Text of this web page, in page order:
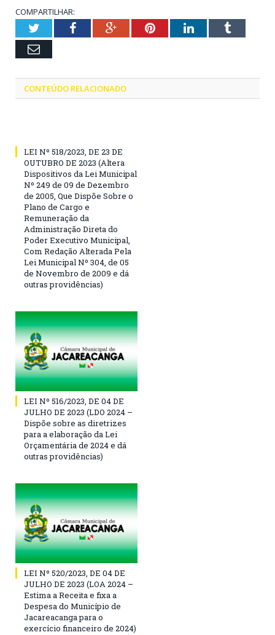
COMPARTILHAR:
TwitterFacebookGoogle+PinterestLinkedInTumblr
Email
CONTEÚDO RELACIONADO
LEI Nº 518/2023, DE 23 DE
OUTUBRO DE 2023 (Altera
Dispositivos da Lei Municipal
Nº 249 de 09 de Dezembro
de 2005, Que Dispõe Sobre o
Plano de Cargo e
Remuneração da
Administração Direta do
Poder Executivo Municipal,
Com Redação Alterada Pela
Lei Municipal Nº 304, de 05
de Novembro de 2009 e dá
outras providências)
LEI Nº 516/2023, DE 04 DE
JULHO DE 2023 (LDO 2024 –
Dispõe sobre as diretrizes
para a elaboração da Lei
Orçamentária de 2024 e dá
outras providências)
LEI Nº 520/2023, DE 04 DE
JULHO DE 2023 (LOA 2024 –
Estima a Receita e fixa a
Despesa do Município de
Jacareacanga para o
exercício financeiro de 2024)